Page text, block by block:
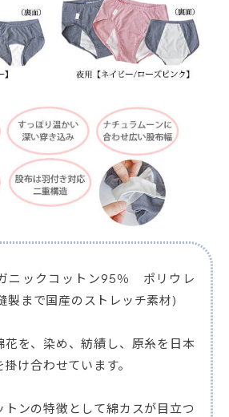
ニックコットン95％ ポリウレ
製まで国産のストレッチ素材)
花を、染め、紡績し、原糸を日本
け合わせています。
トンの特徴として綿カスが目立つ